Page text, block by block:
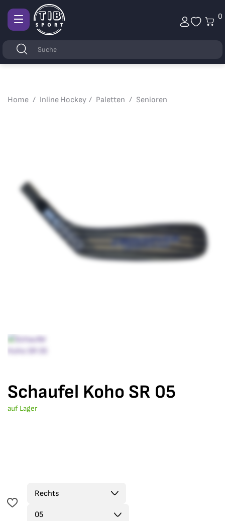
0
StichwörterSuchen
Afficher
navigation
Home Inline Hockey Paletten Senioren
Schaufel Koho SR 05
auf Lager